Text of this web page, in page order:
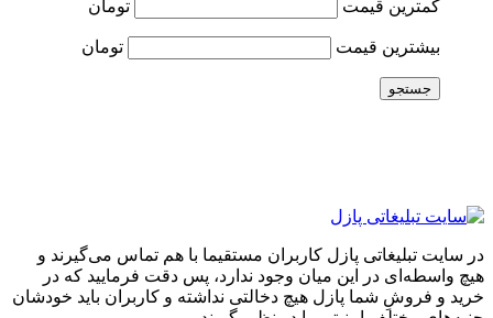
کمترین قیمت
تومان
بیشترین قیمت تومان
جستجو
در سایت تبلیغاتی پازل کاربران مستقیما با هم تماس می‌گیرند و
هیچ واسطه‌ای در این میان وجود ندارد، پس دقت فرمایید که در
خرید و فروشِ شما پازل هیچ دخالتی نداشته و کاربران باید خودشان